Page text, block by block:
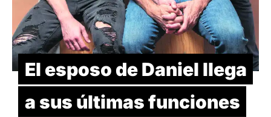
El esposo de Daniel llega
a sus últimas funciones